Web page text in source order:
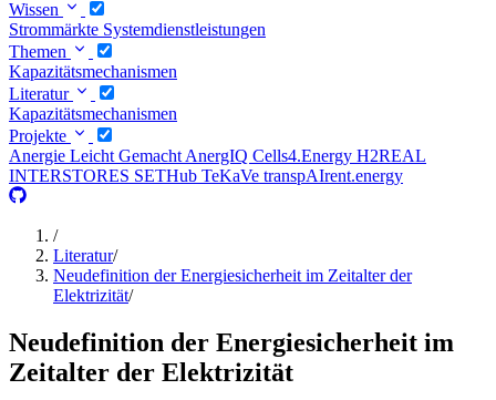
Wissen
Strommärkte Systemdienstleistungen
Themen
Kapazitätsmechanismen
Literatur
Kapazitätsmechanismen
Projekte
Anergie Leicht Gemacht AnergIQ Cells4.Energy H2REAL
INTERSTORES SETHub TeKaVe transpAIrent.energy
/
Literatur/
Neudefinition der Energiesicherheit im Zeitalter der
Elektrizität/
Neudefinition der Energiesicherheit im
Zeitalter der Elektrizität